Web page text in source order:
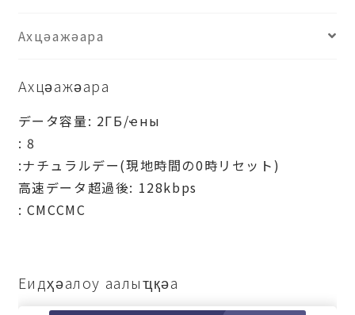
Ахцәажәара
Ахцәажәара
データ容量: 2ГБ/ҽны
: 8
:ナチュラルデー(現地時間の0時リセット)
高速データ超過後: 128kbps
: СМССМС
Еидҳәалоу аалыҵқәа